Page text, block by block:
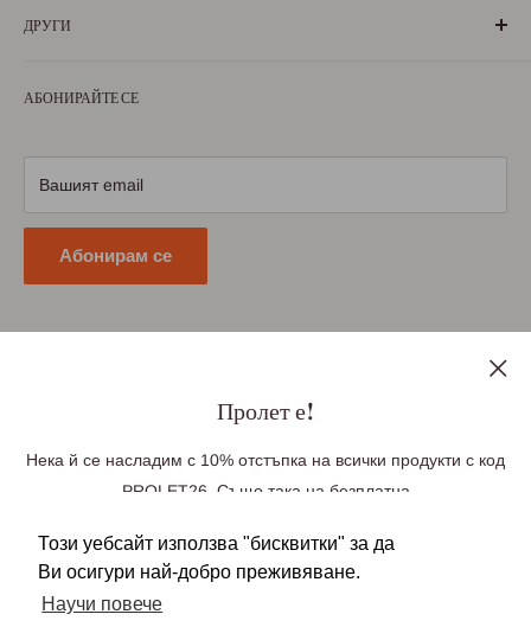
Този уебсайт използва "бисквитки" за да
Ви осигури най-добро преживяване.
Научи повече
Пролет е!
Нека й се насладим с 10% отстъпка на всички продукти с код
PROLET26. Също така на безплатна
над £100, Германия при поръчка над £85(99
Euro), Европа при поръчка над £140 (163 Euro).
Безплатната доставка се прилага
са живели извън границите на България. Екипът ни се
милеещи за нея.
ДРУГИ
Условия за ползване
АБОНИРАЙТЕ СЕ
Вашият email
Абонирам се